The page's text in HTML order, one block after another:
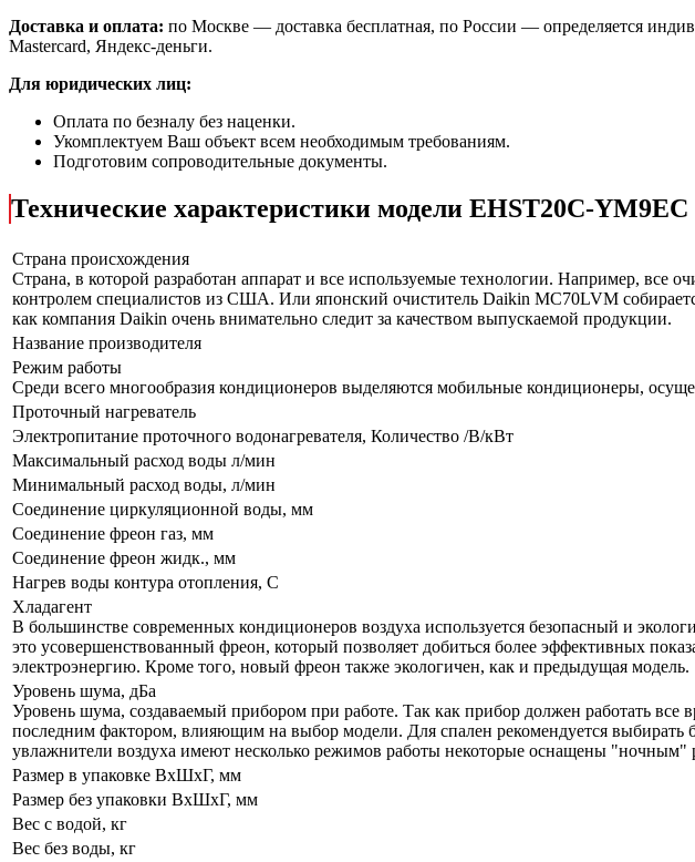
Доставка и оплата: по Москве — доставка бесплатная, по России — определяется
Mastercard, Яндекс-деньги.
Для юридических лиц:
Оплата по безналу без наценки.
Укомплектуем Ваш объект всем необходимым требованиям.
Подготовим сопроводительные документы.
Технические характеристики модели EHST20C-YM9EC
Страна происхождения
Страна, в которой разработан аппарат и все используемые технологии. Например,
контролем специалистов из США. Или японский очиститель Daikin MC70LVM
как компания Daikin очень внимательно следит за качеством выпускаемой продукции.
Название производителя
Режим работы
Среди всего многообразия кондиционеров выделяются мобильные кондиционеры,
Проточный нагреватель
Электропитание проточного водонагревателя, Количество /В/кВт
Максимальный расход воды л/мин
Минимальный расход воды, л/мин
Соединение циркуляционной воды, мм
Соединение фреон газ, мм
Соединение фреон жидк., мм
Нагрев воды контура отопления, С
Хладагент
В большинстве современных кондиционеров воздуха используется безопасный и
это усовершенствованный фреон, который позволяет добиться более эффективных
электроэнергию. Кроме того, новый фреон также экологичен, как и предыдущая модель.
Уровень шума, дБа
Уровень шума, создаваемый прибором при работе. Так как прибор должен работать все
последним фактором, влияющим на выбор модели. Для спален рекомендуется выбирать
увлажнители воздуха имеют несколько режимов работы некоторые оснащены
Размер в упаковке ВхШхГ, мм
Размер без упаковки ВхШхГ, мм
Вес с водой, кг
Вес без воды, кг